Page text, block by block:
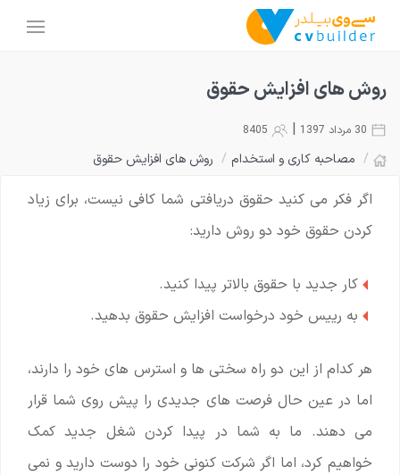
روش های افزایش حقوق
|
/ مصاحبه کاری و استخدام / روش های افزایش حقوق
اگر فکر می کنید حقوق دریافتی شما کافی نیست، برای زیاد
کردن حقوق خود دو روش دارید:
کار جدید با حقوق بالاتر پیدا کنید.
به رییس خود درخواست افزایش حقوق بدهید.
هر کدام از این دو راه سختی ها و استرس های خود را دارند،
اما در عین حال فرصت های جدیدی را پیش روی شما قرار
می دهند. ما به شما در پیدا کردن شغل جدید کمک
خواهیم کرد، اما اگر شرکت کنونی خود را دوست دارید و نمی